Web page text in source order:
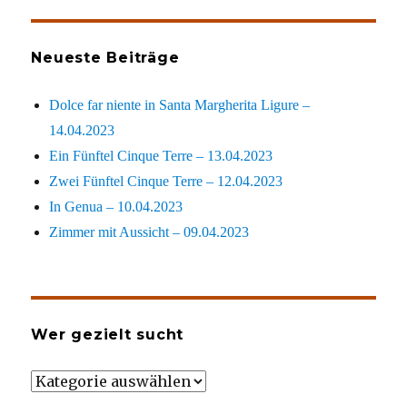
Neueste Beiträge
Dolce far niente in Santa Margherita Ligure –
14.04.2023
Ein Fünftel Cinque Terre – 13.04.2023
Zwei Fünftel Cinque Terre – 12.04.2023
In Genua – 10.04.2023
Zimmer mit Aussicht – 09.04.2023
Wer gezielt sucht
Wer